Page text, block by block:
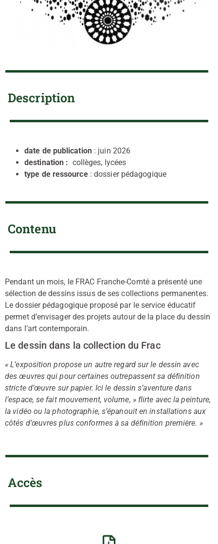
Description
date de publication: juin 2026
destination : collèges, lycées
type de ressource: dossier pédagogique
Contenu
Pendant un mois, le FRAC Franche-Comté a présenté une
sélection de dessins issus de ses collections permanentes.
Le dossier pédagogique proposé par le service éducatif
permet d’envisager des projets autour de la place du dessin
dans l’art contemporain.
Le dessin dans la collection du Frac
« L’exposition propose un autre regard sur le dessin avec
des œuvres qui pour certaines outrepassent sa définition
stricte d’œuvre sur papier. Ici le dessin s’aventure dans
l’espace, se fait mouvement, volume, » flirte avec la peinture,
la vidéo ou la photographie, s’épanouit en installations aux
côtés d’œuvres plus conformes à sa définition première. »
Accès